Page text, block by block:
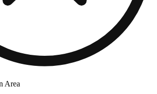
Area